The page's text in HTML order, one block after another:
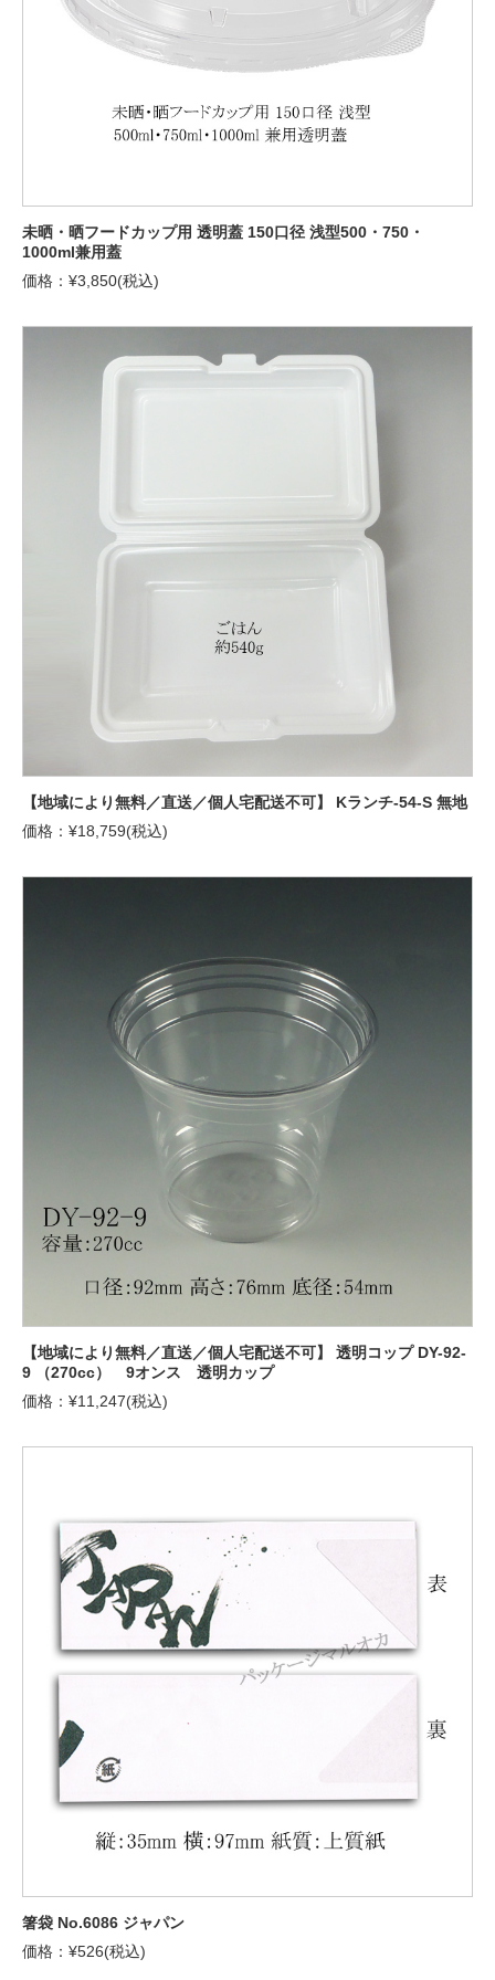
未晒・晒フードカップ用 透明蓋 150口径 浅型500・750・
1000ml兼用蓋
価格：¥3,850(税込)
【地域により無料／直送／個人宅配送不可】 Kランチ-54-S 無地
価格：¥18,759(税込)
【地域により無料／直送／個人宅配送不可】 透明コップ DY-92-
9 （270cc） 9オンス 透明カップ
価格：¥11,247(税込)
箸袋 No.6086 ジャパン
価格：¥526(税込)